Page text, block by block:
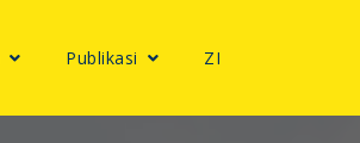
Publikasi ZI